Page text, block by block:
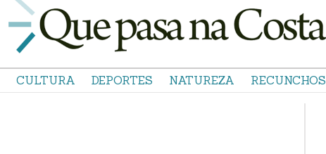
CULTURA DEPORTES NATUREZA RECUNCHOS